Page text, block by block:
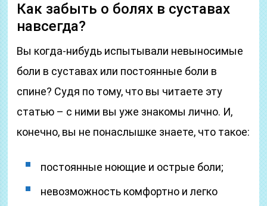
Как забыть о болях в суставах
навсегда?
Вы когда-нибудь испытывали невыносимые
боли в суставах или постоянные боли в
спине? Судя по тому, что вы читаете эту
статью – с ними вы уже знакомы лично. И,
конечно, вы не понаслышке знаете, что такое:
постоянные ноющие и острые боли;
невозможность комфортно и легко